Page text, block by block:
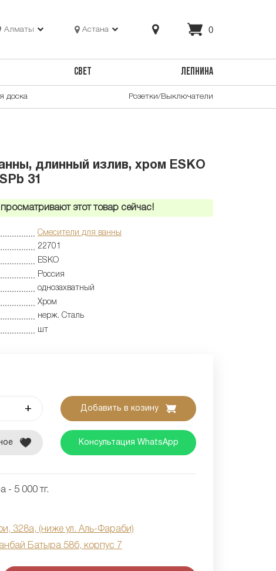
Алматы Астана 0
СВЕТ ЛЕПНИНА
доска Розетки/Выключатели
длинный излив, хром ESKO
31
этот товар сейчас!
Смесители для ванны
22701
ESKO
Россия
однозахватный
Хром
нерж. Сталь
шт
+ Добавить в козину
Консультация WhatsApp
- 5 000 тг.
328а, (ниже ул. Аль-Фараби)
Батыра 58б, корпус 7